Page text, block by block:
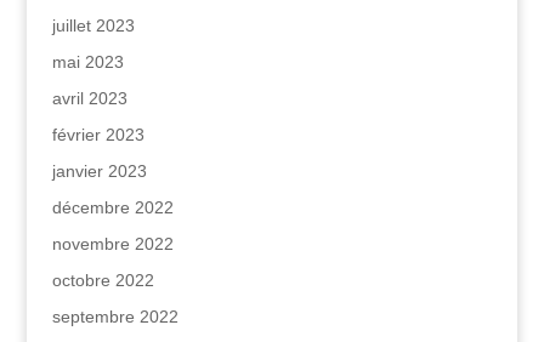
juillet 2023
mai 2023
avril 2023
février 2023
janvier 2023
décembre 2022
novembre 2022
octobre 2022
septembre 2022